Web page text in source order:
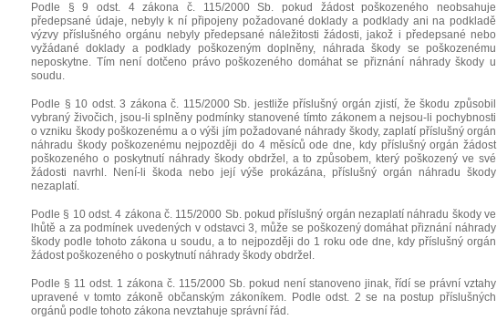
Podle § 9 odst. 4 zákona č. 115/2000 Sb. pokud žádost poškozeného neobsahuje
předepsané údaje, nebyly k ní připojeny požadované doklady a podklady ani na podkladě
výzvy příslušného orgánu nebyly předepsané náležitosti žádosti, jakož i předepsané nebo
vyžádané doklady a podklady poškozeným doplněny, náhrada škody se poškozenému
neposkytne. Tím není dotčeno právo poškozeného domáhat se přiznání náhrady škody u
soudu.
Podle § 10 odst. 3 zákona č. 115/2000 Sb. jestliže příslušný orgán zjistí, že škodu způsobil
vybraný živočich, jsou-li splněny podmínky stanovené tímto zákonem a nejsou-li pochybnosti
o vzniku škody poškozenému a o výši jím požadované náhrady škody, zaplatí příslušný orgán
náhradu škody poškozenému nejpozději do 4 měsíců ode dne, kdy příslušný orgán žádost
poškozeného o poskytnutí náhrady škody obdržel, a to způsobem, který poškozený ve své
žádosti navrhl. Není-li škoda nebo její výše prokázána, příslušný orgán náhradu škody
nezaplatí.
Podle § 10 odst. 4 zákona č. 115/2000 Sb. pokud příslušný orgán nezaplatí náhradu škody ve
lhůtě a za podmínek uvedených v odstavci 3, může se poškozený domáhat přiznání náhrady
škody podle tohoto zákona u soudu, a to nejpozději do 1 roku ode dne, kdy příslušný orgán
žádost poškozeného o poskytnutí náhrady škody obdržel.
Podle § 11 odst. 1 zákona č. 115/2000 Sb. pokud není stanoveno jinak, řídí se právní vztahy
upravené v tomto zákoně občanským zákoníkem. Podle odst. 2 se na postup příslušných
orgánů podle tohoto zákona nevztahuje správní řád.